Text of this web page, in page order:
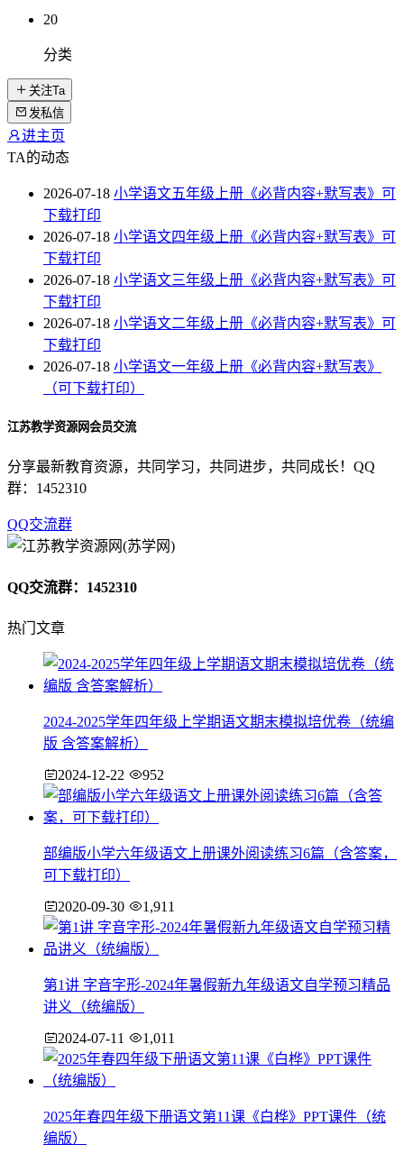
20
分类
关注Ta
发私信
进主页
TA的动态
2026-07-18 小学语文五年级上册《必背内容+默写表》可
下载打印
2026-07-18 小学语文四年级上册《必背内容+默写表》可
下载打印
2026-07-18 小学语文三年级上册《必背内容+默写表》可
下载打印
2026-07-18 小学语文二年级上册《必背内容+默写表》可
下载打印
2026-07-18 小学语文一年级上册《必背内容+默写表》
（可下载打印）
江苏教学资源网会员交流
分享最新教育资源，共同学习，共同进步，共同成长！QQ
群：1452310
QQ交流群
QQ交流群：1452310
热门文章
2024-2025学年四年级上学期语文期末模拟培优卷（统编
版 含答案解析）
2024-12-22 952
部编版小学六年级语文上册课外阅读练习6篇（含答案，
可下载打印）
2020-09-30 1,911
第1讲 字音字形-2024年暑假新九年级语文自学预习精品
讲义（统编版）
2024-07-11 1,011
2025年春四年级下册语文第11课《白桦》PPT课件（统
编版）